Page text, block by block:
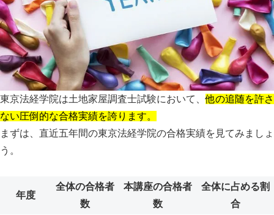
東京法経学院は土地家屋調査士試験において、他の追随を許さ
ない圧倒的な合格実績を誇ります。
まずは、直近五年間の東京法経学院の合格実績を見てみましょ
う。
年度
全体の合格者
数
本講座の合格者
数
全体に占める割
合